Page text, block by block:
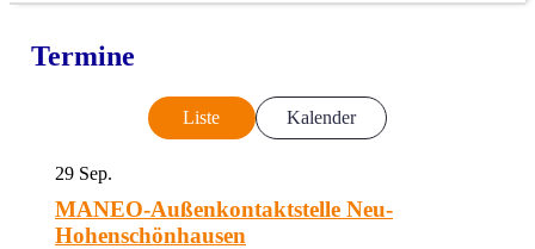
Termine
Liste Kalender
29 Sep.
MANEO-Außenkontaktstelle Neu-
Hohenschönhausen